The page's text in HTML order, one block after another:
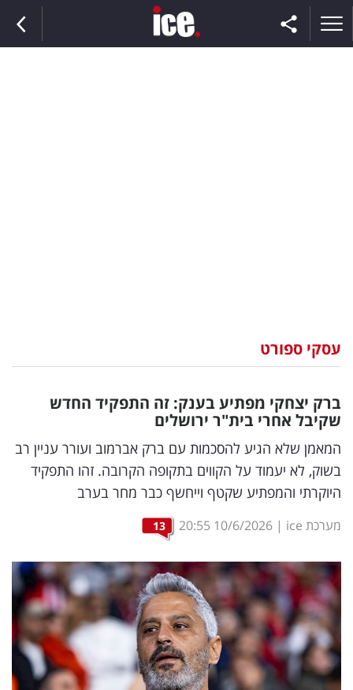
וצרכנות
דיגיטל
וטק
שיווק
ופרסום
מדדים
ומחקרים
דעות
רכילות
עסקי ספורט
ברק יצחקי מפתיע בענק: זה התפקיד החדש
שקיבל אחרי בית"ר ירושלים
המאמן שלא הגיע להסכמות עם ברק אברמוב ועורר עניין רב
בשוק, לא יעמוד על הקווים בתקופה הקרובה. זהו התפקיד
היוקרתי והמפתיע שקטף וייחשף כבר מחר בערב
מערכת ice |
10/6/2026
20:55
13